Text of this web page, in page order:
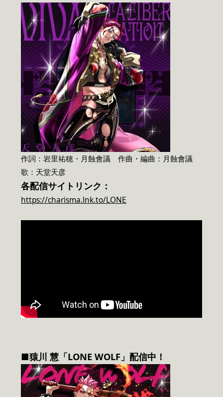
作詞：岩里祐穂・月蝕會議 作曲・編曲：月蝕會議
歌：天堂天彦
各配信サイトリンク：
https://charisma.lnk.to/LONE
■猿川 慧「LONE WOLF」配信中！